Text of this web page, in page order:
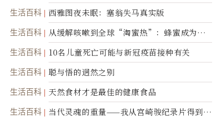
撼
生活百科 西雅图夜未眠：塞翁失马真实版
生活百科
从缓解咳嗽到全球“淘蜜热”：蜂蜜成为健
康产业前沿商品
生活百科 10名儿童死亡可能与新冠疫苗接种有关
生活百科 聪与悟的迥然之别
生活百科 天然食材才是最佳的健康食品
生活百科
当代灵魂的重量——我从宫崎骏纪录片得到的